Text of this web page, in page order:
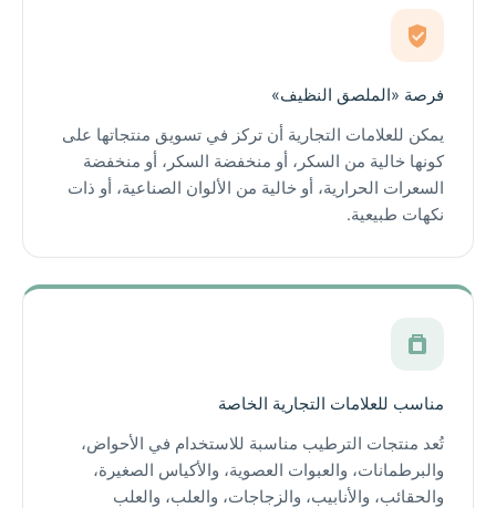
فرصة «الملصق النظيف»
يمكن للعلامات التجارية أن تركز في تسويق منتجاتها على
كونها خالية من السكر، أو منخفضة السكر، أو منخفضة
السعرات الحرارية، أو خالية من الألوان الصناعية، أو ذات
نكهات طبيعية.
مناسب للعلامات التجارية الخاصة
تُعد منتجات الترطيب مناسبة للاستخدام في الأحواض،
والبرطمانات، والعبوات العصوية، والأكياس الصغيرة،
والحقائب، والأنابيب، والزجاجات، والعلب، والعلب